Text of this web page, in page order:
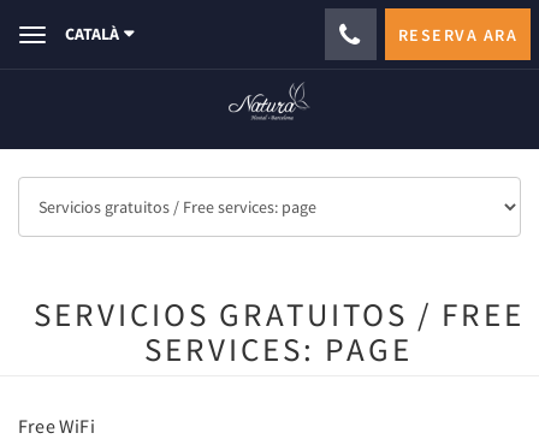
ToggleCATALÀ RESERVA ARA
SERVICIOS GRATUITOS / FREE
SERVICES: PAGE
Free WiFi